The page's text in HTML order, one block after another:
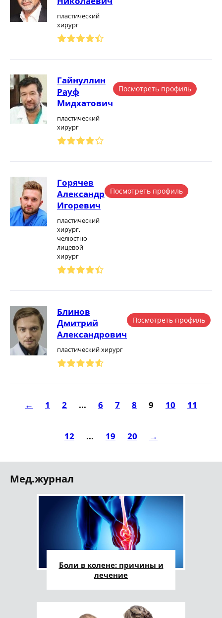
пластический
хирург
Гайнуллин
Рауф
Мидхатович
пластический
хирург
Посмотреть профиль
Горячев
Александр
Игоревич
пластический
хирург,
челюстно-
лицевой
хирург
Посмотреть профиль
Блинов
Дмитрий
Александрович
пластический хирург
Посмотреть профиль
← 1 2 ... 6 7 8 9 10 11
12 ... 19 20 →
Мед.журнал
Боли в колене: причины и
лечение